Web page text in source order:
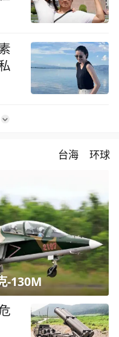
台海 环球
-130M